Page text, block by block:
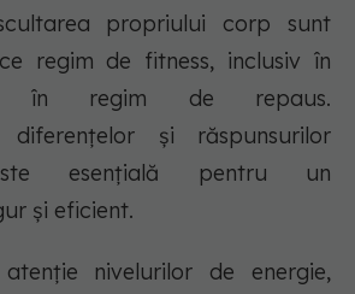
propriului corp sunt
regim de fitness, inclusiv în
în regim de repaus.
diferențelor și răspunsurilor
esențială pentru un
și eficient.
nivelurilor de energie,